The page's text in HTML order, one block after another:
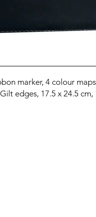
marker, 4 colour
edges, 17.5 x 24.5 cm,